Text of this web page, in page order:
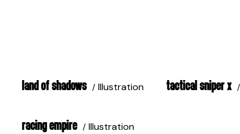
Illustration
LAND OF SHADOWS TACTICAL SNIPER X
Illustration
RACING EMPIRE